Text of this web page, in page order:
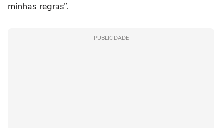
minhas regras”.
PUBLICIDADE